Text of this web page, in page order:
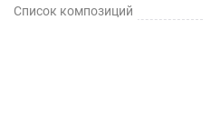
Список композиций